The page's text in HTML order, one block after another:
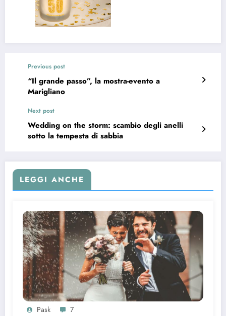
Previous post
“Il grande passo”, la mostra-evento a
Marigliano
Next post
Wedding on the storm: scambio degli anelli
sotto la tempesta di sabbia
LEGGI ANCHE
Pask 7